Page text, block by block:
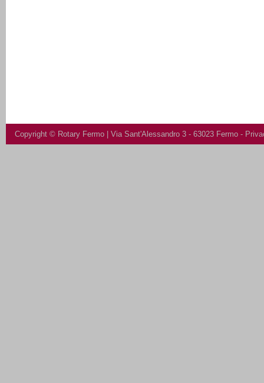
Copyright © Rotary Fermo | Via Sant'Alessandro 3 - 63023 Fermo -